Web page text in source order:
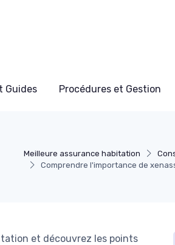
Guides Procédures et Gestion
Meilleure assurance habitation
Comprendre l'importance de
et découvrez les points